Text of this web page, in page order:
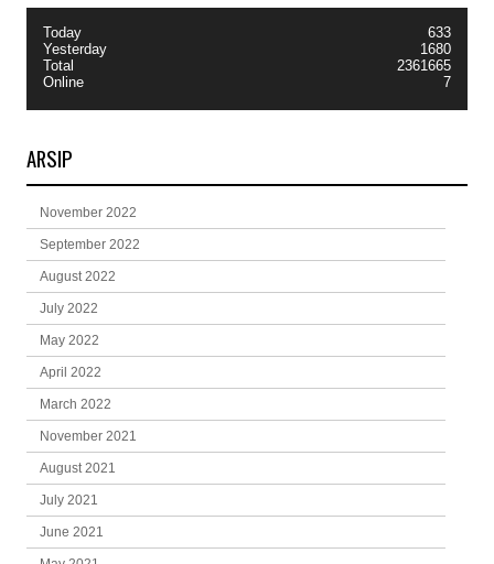
Today
Yesterday
Total
Online
633
1680
2361665
7
ARSIP
November 2022
September 2022
August 2022
July 2022
May 2022
April 2022
March 2022
November 2021
August 2021
July 2021
June 2021